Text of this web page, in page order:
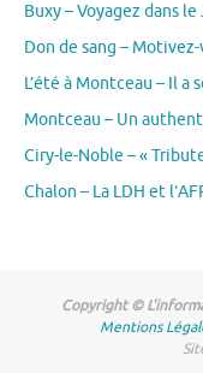
Buxy – Voyagez dans
Don de sang –
L’été à Montceau – Il
Montceau – Un
Ciry-le-Noble – «
Chalon – La LDH et
Copyright ©
Mentions